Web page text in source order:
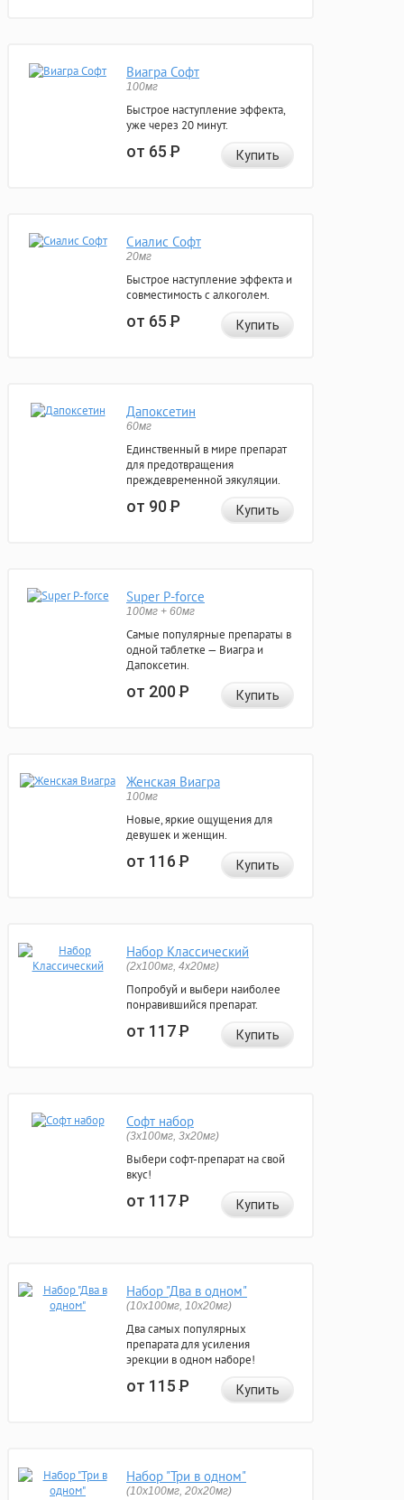
Виагра Софт
100мг
Быстрое наступление эффекта,
уже через 20 минут.
от 65Р Купить
Сиалис Софт
20мг
Быстрое наступление эффекта и
совместимость с алкоголем.
от 65Р Купить
Дапоксетин
60мг
Единственный в мире препарат
для предотвращения
преждевременной эякуляции.
от 90Р Купить
Super P-force
100мг + 60мг
Самые популярные препараты в
одной таблетке — Виагра и
Дапоксетин.
от 200Р Купить
Женская Виагра
100мг
Новые, яркие ощущения для
девушек и женщин.
от 116Р Купить
Набор Классический
(2x100мг, 4x20мг)
Попробуй и выбери наиболее
понравившийся препарат.
от 117Р Купить
Софт набор
(3x100мг, 3x20мг)
Выбери софт-препарат на свой
вкус!
от 117Р Купить
Набор "Два в одном"
(10x100мг, 10x20мг)
Два самых популярных
препарата для усиления
эрекции в одном наборе!
от 115Р Купить
Набор "Три в одном"
(10x100мг, 20x20мг)